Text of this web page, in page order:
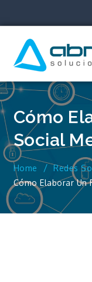
Cómo
Social
Home
Redes
Cómo Elaborar Un